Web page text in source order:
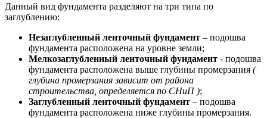
Данный вид фундамента разделяют на три типа по
заглублению:
Незаглубленный ленточный фундамент – подошва
фундамента расположена на уровне земли;
Мелкозаглубленный ленточный фундамент - подошва
фундамента расположена выше глубины промерзания (
глубина промерзания зависит от района
строительства, определяется по СНиП );
Заглубленный ленточный фундамент – подошва
фундамента расположена ниже глубины промерзания.